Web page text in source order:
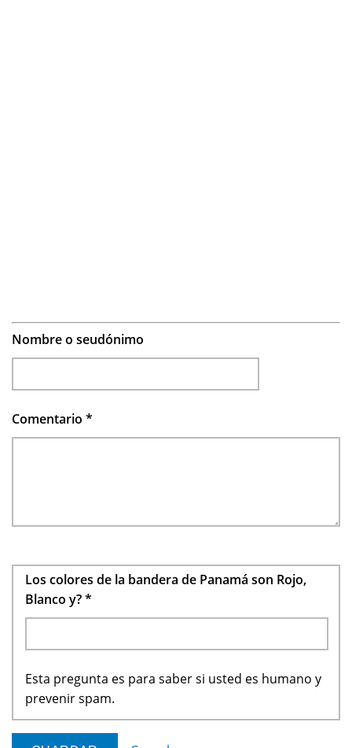
Nombre o seudónimo
Comentario *
Los colores de la bandera de Panamá son Rojo,
Blanco y?*
Esta pregunta es para saber si usted es humano y
prevenir spam.